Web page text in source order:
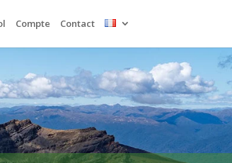
Compte Contact